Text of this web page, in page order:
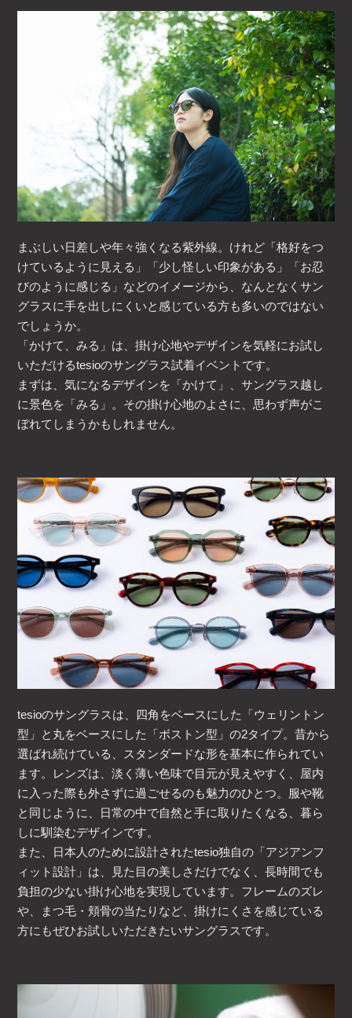
まぶしい日差しや年々強くなる紫外線。けれど「格好をつ
けているように見える」「少し怪しい印象がある」「お忍
びのように感じる」などのイメージから、なんとなくサン
グラスに手を出しにくいと感じている方も多いのではない
でしょうか。
「かけて、みる」は、掛け心地やデザインを気軽にお試し
いただけるtesioのサングラス試着イベントです。
まずは、気になるデザインを「かけて」、サングラス越し
に景色を「みる」。その掛け心地のよさに、思わず声がこ
ぼれてしまうかもしれません。
tesioのサングラスは、四角をベースにした「ウェリントン
型」と丸をベースにした「ボストン型」の2タイプ。昔から
選ばれ続けている、スタンダードな形を基本に作られてい
ます。レンズは、淡く薄い色味で目元が見えやすく、屋内
に入った際も外さずに過ごせるのも魅力のひとつ。服や靴
と同じように、日常の中で自然と手に取りたくなる、暮ら
しに馴染むデザインです。
また、日本人のために設計されたtesio独自の「アジアンフ
ィット設計」は、見た目の美しさだけでなく、長時間でも
負担の少ない掛け心地を実現しています。フレームのズレ
や、まつ毛・頬骨の当たりなど、掛けにくさを感じている
方にもぜひお試しいただきたいサングラスです。